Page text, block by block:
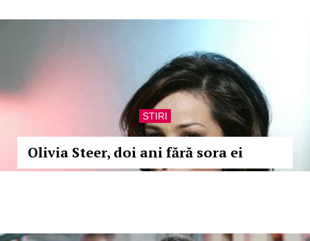
STIRI
Olivia Steer, doi ani fără sora ei